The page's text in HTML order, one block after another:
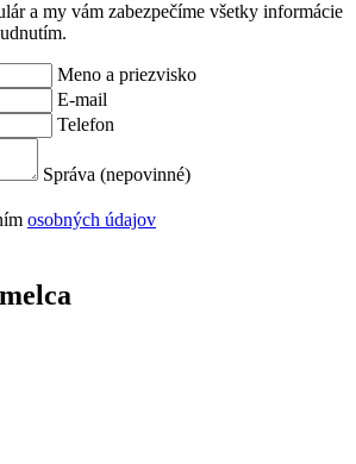
a my vám zabezpečíme všetky informácie
Meno a priezvisko
E-mail
Telefon
Správa (nepovinné)
osobných údajov